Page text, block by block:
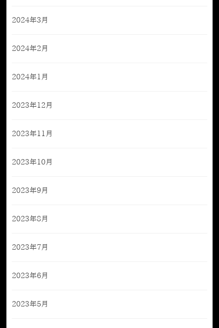
2024年3月
2024年2月
2024年1月
2023年12月
2023年11月
2023年10月
2023年9月
2023年8月
2023年7月
2023年6月
2023年5月